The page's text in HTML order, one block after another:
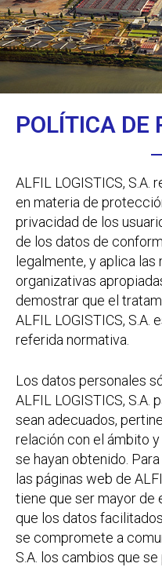
POLÍTICA DE
ALFIL LOGISTICS,
en materia de
privacidad de los
de los datos de
legalmente, y aplica
organizativas
demostrar que el
ALFIL LOGISTICS,
referida normativa.
Los datos personales
ALFIL LOGISTICS, S.A.
sean adecuados,
relación con el ámbito
se hayan obtenido.
las páginas web de
tiene que ser mayor de
que los datos
se compromete a
S.A. los cambios que